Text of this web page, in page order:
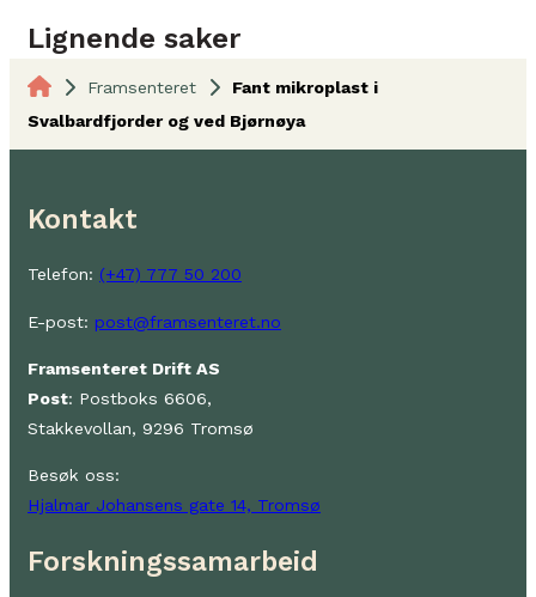
Lignende saker
Framsenteret
Fant mikroplast i
Svalbardfjorder og ved Bjørnøya
Kontakt
Telefon: (+47) 777 50 200
E-post: post@framsenteret.no
Framsenteret Drift AS
Post: Postboks 6606,
Stakkevollan, 9296 Tromsø
Besøk oss:
Hjalmar Johansens gate 14, Tromsø
Forskningssamarbeid